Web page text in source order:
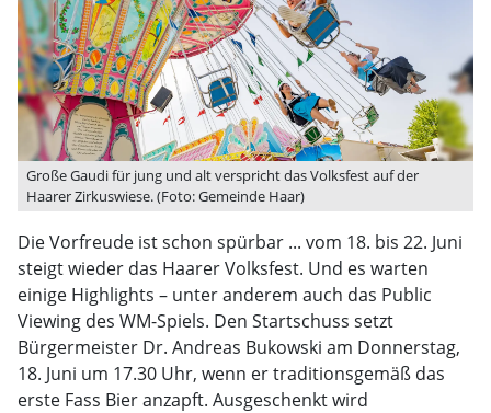
Große Gaudi für jung und alt verspricht das Volksfest auf der
Haarer Zirkuswiese. (Foto: Gemeinde Haar)
Die Vorfreude ist schon spürbar ... vom 18. bis 22. Juni
steigt wieder das Haarer Volksfest. Und es warten
einige Highlights – unter anderem auch das Public
Viewing des WM-Spiels. Den Startschuss setzt
Bürgermeister Dr. Andreas Bukowski am Donnerstag,
18. Juni um 17.30 Uhr, wenn er traditionsgemäß das
erste Fass Bier anzapft. Ausgeschenkt wird